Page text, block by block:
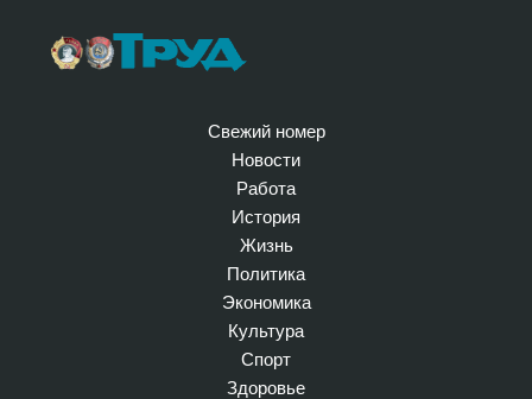
Свежий номер
Новости
Работа
История
Жизнь
Политика
Экономика
Культура
Спорт
Здоровье